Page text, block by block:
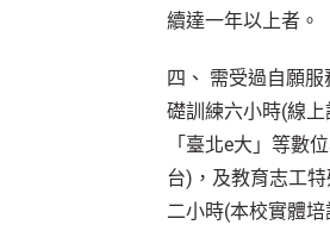
續達一年以上者。
四、 需受過自願服
礎訓練六小時(線上
「臺北e大」等數
台)，及教育志工
二小時(本校實體培